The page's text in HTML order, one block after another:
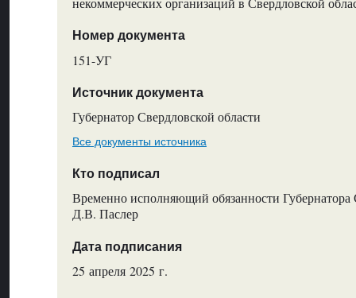
Номер документа
151-УГ
Источник документа
Губернатор Свердловской области
Все документы источника
Кто подписал
Временно исполняющий обязанности Губернатора
Д.В. Паслер
Дата подписания
25 апреля 2025 г.